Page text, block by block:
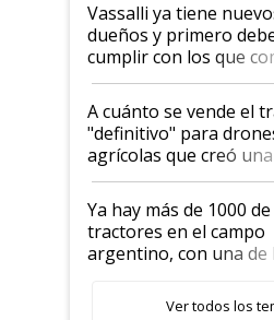
Vassalli ya tiene
dueños y primero
cumplir con los que
cosechadoras y
recibieron: quién está
del rescate de la
A cuánto se vende el
"definitivo" para
agrícolas que creó una
empresa argentina:
contratistas invirtiendo
de dólares en drones
generación que luego
transportados de
Ya hay más de 1000
tractores en el campo
argentino, con una de
integradas del mundo
Ver todos los